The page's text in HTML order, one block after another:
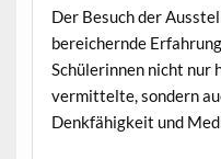
Der Besuch der
bereichernde
Schülerinnen nicht nur
vermittelte, sondern
Denkfähigkeit und